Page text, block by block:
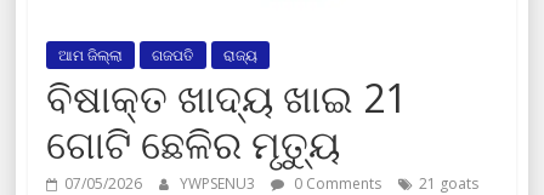
ଆମ ଜିଲ୍ଲା ଗଜପତି ରାଜ୍ୟ
ବିଷାକ୍ତ ଖାଦ୍ୟ ଖାଇ 21
ଗୋଟି ଛେଳିର ମୃତ୍ୟୁ
07/05/2026 YWPSENU3 0 Comments
21 goats